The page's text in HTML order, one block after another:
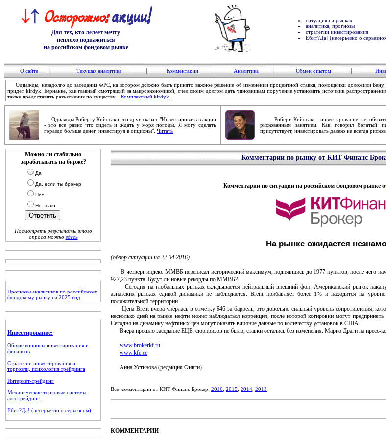
Для тех, кто лелеет мечту
неплохо поднажиться
на российском фондовом рынке
ситуация на рынках
аналитика, прогнозы
стратегии инвестирования
Ебит?Да! (несерьезно о
О сайте Текущая аналитика Комментарии Аналитика Обмен опытом
Однажды, незадолго до заседания ФРС, на котором должно быть принято важное решение об изменении процентной ставки, помощники доложили Бену
придет kirdyk. Бернанке, как главный смотрящий за макроэкономикой, счел своим долгом дать чиновникам поручение установить источник
также предоставить разъяснения по существу... Комплексный kirdyk
Однажды Роберту Кийосаки его друг сказал: "Инвестировать в акции
- это все равно что сидеть и ждать у моря погоды. Я могу сделать
гораздо больше денег, инвестируя в опционы". Читать
Роберт Кийосаки: инвестирование не
рискованным занятием. Как говорил богатый
присутствует, инвестировать далеко не всегда
Можно ли стабильно
зарабатывать на бирже?
Да
Да, если ты брокер
Нет
Не знаю
Посмотреть результаты этого
опроса можно здесь
Прогнозы аналитиков по российскому
фондовому рынку на 2025 год
Инвестирование:
Общие вопросы инвестирования и
финансов
Стратегии инвестирования и
торговли, психология трейдинга
Интернет-трейдинг
Механические торговые системы,
алготрейдинг
Ебит?Да! (несерьезно о серьезном)
Комментарии по рынку от КИТ Финанс
Комментарии по ситуации на российском фондовом рынке
На рынке ожидается
(обзор ситуации на 22.04.2016)
В четверг индекс ММВБ переписал исторический максимум, поднявшись до 1977 пунктов, после чего
927,23 пункта. Будут ли новые рекорды по ММВБ?
Сегодня на глобальных рынках складывается нейтральный внешний фон. Американский рынок
азиатских рынках единой динамики не наблюдается. Brent прибавляет более 1% и находится на
положительной территории.
Цена Brent вчера уперлась в отметку $46 за баррель, это довольно сильный уровень сопротивления,
несколько дней на рынке нефти может наблюдаться коррекция, после которой котировки могут
Сегодня на динамику нефтяных цен могут оказать влияние данные по количеству установок в США.
Вчера прошло заседание ЕЦБ, сюрпризов не было, ставки остались без изменения. Марио Драги на пресс-
www.brokerkf.ru
www.kfe.ee
Анна Устинова (редакция Оинги)
Все комментарии от КИТ Финанс Брокер: 2016 2015 2014 2013
КОММЕНТАРИИ